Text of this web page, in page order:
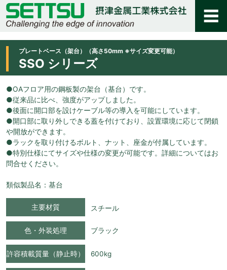
プレートベース（架台）（高さ50mm ※サイズ変更可能）
SSO シリーズ
●OAフロア用の鋼板製の架台（基台）です。
●従来品に比べ、強度がアップしました。
●後面に開口部を設けケーブル等の導入を可能にしています。
●開口部に取り外しできる蓋を付けており、設置環境に応じて閉鎖
や開放ができます。
●ラックを取り付けるボルト、ナット、座金が付属しています。
●特別仕様にてサイズや仕様の変更が可能です。詳細についてはお
問合せください。
類似製品名：基台
主要材質 スチール
色・外装処理 ブラック
許容積載質量（静止時） 600kg